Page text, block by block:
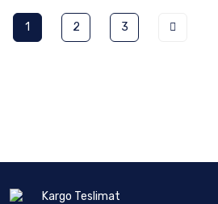
1 2 3
Kargo Teslimat